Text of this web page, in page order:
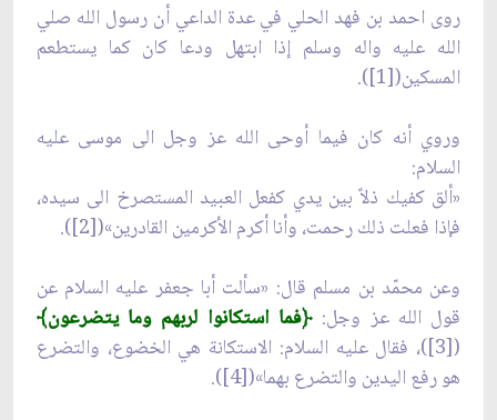
روى احمد بن فهد الحلي في عدة الداعي أن رسول الله صلي
الله عليه واله وسلم إذا ابتهل ودعا كان كما يستطعم
المسكين([1]).
وروي أنه كان فيما أوحى الله عز وجل الى موسى عليه
السلام:
«ألق كفيك ذلاً بين يدي كفعل العبيد المستصرخ الى سيده،
فإذا فعلت ذلك رحمت، وأنا أكرم الأكرمين القادرين»([2]).
وعن محمّد بن مسلم قال: «سألت أبا جعفر عليه السلام عن
قول الله عز وجل: ﴿فما استكانوا لربهم وما يتضرعون﴾
([3])، فقال عليه السلام: الاستكانة هي الخضوع، والتضرع
هو رفع اليدين والتضرع بهما»([4]).